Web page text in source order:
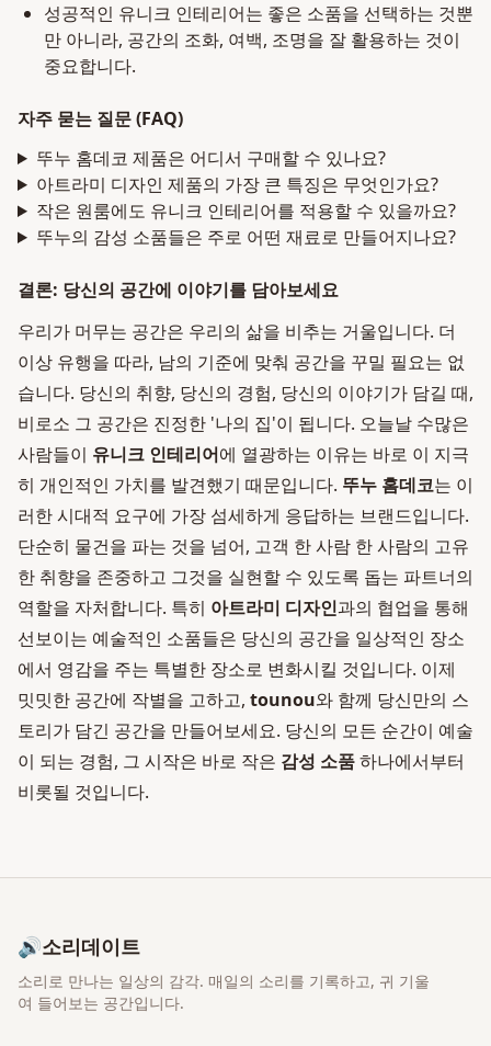
성공적인 유니크 인테리어는 좋은 소품을 선택하는 것뿐
만 아니라, 공간의 조화, 여백, 조명을 잘 활용하는 것이
중요합니다.
자주 묻는 질문 (FAQ)
뚜누 홈데코 제품은 어디서 구매할 수 있나요?
아트라미 디자인 제품의 가장 큰 특징은 무엇인가요?
작은 원룸에도 유니크 인테리어를 적용할 수 있을까요?
뚜누의 감성 소품들은 주로 어떤 재료로 만들어지나요?
결론: 당신의 공간에 이야기를 담아보세요
우리가 머무는 공간은 우리의 삶을 비추는 거울입니다. 더
이상 유행을 따라, 남의 기준에 맞춰 공간을 꾸밀 필요는 없
습니다. 당신의 취향, 당신의 경험, 당신의 이야기가 담길 때,
비로소 그 공간은 진정한 '나의 집'이 됩니다. 오늘날 수많은
사람들이 유니크 인테리어에 열광하는 이유는 바로 이 지극
히 개인적인 가치를 발견했기 때문입니다. 뚜누 홈데코는 이
러한 시대적 요구에 가장 섬세하게 응답하는 브랜드입니다.
단순히 물건을 파는 것을 넘어, 고객 한 사람 한 사람의 고유
한 취향을 존중하고 그것을 실현할 수 있도록 돕는 파트너의
역할을 자처합니다. 특히 아트라미 디자인과의 협업을 통해
선보이는 예술적인 소품들은 당신의 공간을 일상적인 장소
에서 영감을 주는 특별한 장소로 변화시킬 것입니다. 이제
밋밋한 공간에 작별을 고하고, tounou와 함께 당신만의 스
토리가 담긴 공간을 만들어보세요. 당신의 모든 순간이 예술
이 되는 경험, 그 시작은 바로 작은 감성 소품하나에서부터
비롯될 것입니다.
🔊소리데이트
소리로 만나는 일상의 감각. 매일의 소리를 기록하고, 귀 기울
여 들어보는 공간입니다.